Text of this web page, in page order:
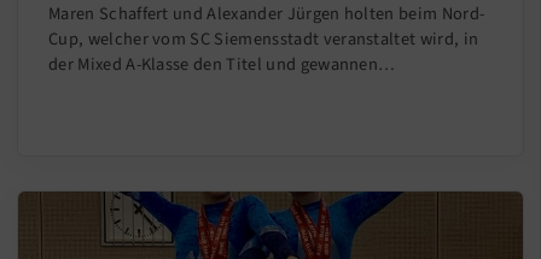
Maren Schaffert und Alexander Jürgen holten beim Nord-
Cup, welcher vom SC Siemensstadt veranstaltet wird, in
der Mixed A-Klasse den Titel und gewannen…